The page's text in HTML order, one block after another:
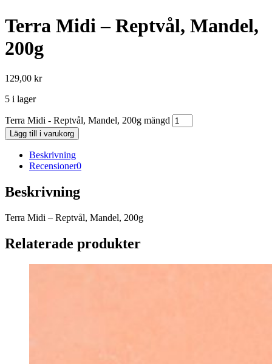
Terra Midi – Reptvål, Mandel,
200g
129,00 kr
5 i lager
Terra Midi - Reptvål, Mandel, 200g mängd
Lägg till i varukorg
Beskrivning
Recensioner0
Beskrivning
Terra Midi – Reptvål, Mandel, 200g
Relaterade produkter